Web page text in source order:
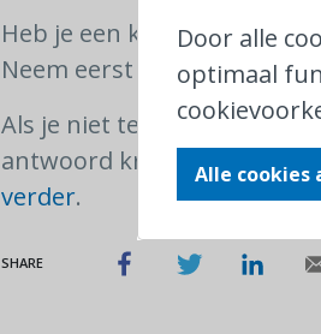
Heb je een klacht of een
Neem eerst contact op met
Als je niet tevreden bent
antwoord krijgt binnen een
verder.
SHARE
Door alle
optimaal
Alle cookies